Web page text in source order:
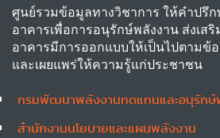
ศูนย์รวมข้อมูลทางวิชาการ ให้คำปรึ
อาคารเพื่อการอนุรักษ์พลังงาน ส่งเส
อาคารมีการออกแบบให้เป็นไปตามข้
และเผยแพร่ให้ความรู้แก่ประชาชน
Other
กรมพัฒนาพลังงานทดแทนและอนุรักษ์
สำนักงานนโยบายและแผนพลังงาน